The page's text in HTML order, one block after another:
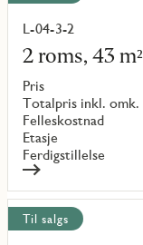
L-04-3-2
2 roms, 43 m²
Pris
Totalpris inkl. omk.
Felleskostnad
Etasje
Ferdigstillelse
Les
mer
om
objekt
{objectNumber}
Til salgs